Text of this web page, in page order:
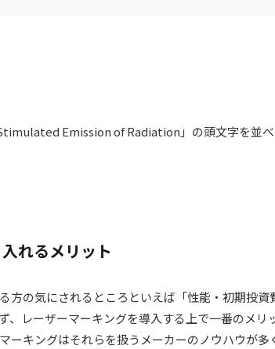
Emission of Radiation」の頭文字を並べ
れるメリット
方の気にされるところといえば「性能・初期投
、レーザーマーキングを導入する上で一番のメリ
ーキングはそれらを扱うメーカーのノウハウが